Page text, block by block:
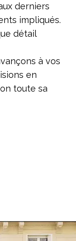
derniers
impliqués.
détail
à vos
en
toute sa